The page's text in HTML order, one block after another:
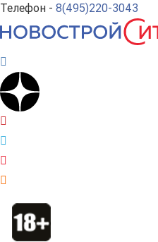
Телефон - 8(495)220-3043